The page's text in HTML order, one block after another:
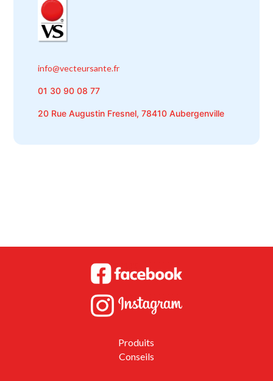
info@vecteursante.fr
01 30 90 08 77
20 Rue Augustin Fresnel, 78410 Aubergenville
Produits
Conseils